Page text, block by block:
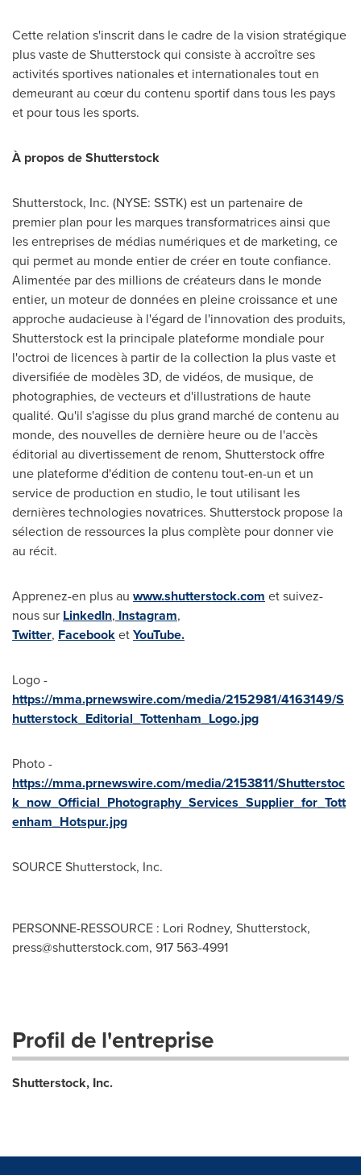
Cette relation s'inscrit dans le cadre de la vision stratégique
plus vaste de Shutterstock qui consiste à accroître ses
activités sportives nationales et internationales tout en
demeurant au cœur du contenu sportif dans tous les pays
et pour tous les sports.
À propos de Shutterstock
Shutterstock, Inc. (NYSE: SSTK) est un partenaire de
premier plan pour les marques transformatrices ainsi que
les entreprises de médias numériques et de marketing, ce
qui permet au monde entier de créer en toute confiance.
Alimentée par des millions de créateurs dans le monde
entier, un moteur de données en pleine croissance et une
approche audacieuse à l'égard de l'innovation des produits,
Shutterstock est la principale plateforme mondiale pour
l'octroi de licences à partir de la collection la plus vaste et
diversifiée de modèles 3D, de vidéos, de musique, de
photographies, de vecteurs et d'illustrations de haute
qualité. Qu'il s'agisse du plus grand marché de contenu au
monde, des nouvelles de dernière heure ou de l'accès
éditorial au divertissement de renom, Shutterstock offre
une plateforme d'édition de contenu tout-en-un et un
service de production en studio, le tout utilisant les
dernières technologies novatrices. Shutterstock propose la
sélection de ressources la plus complète pour donner vie
au récit.
Apprenez-en plus au www.shutterstock.com et suivez-
nous sur LinkedIn, Instagram,
Twitter, FacebooketYouTube.
Logo -
https://mma.prnewswire.com/media/2152981/4163149/S
hutterstock_Editorial_Tottenham_Logo.jpg
Photo -
https://mma.prnewswire.com/media/2153811/Shutterstoc
k_now_Official_Photography_Services_Supplier_for_Tott
enham_Hotspur.jpg
SOURCE Shutterstock, Inc.
PERSONNE-RESSOURCE : Lori Rodney, Shutterstock,
press@shutterstock.com, 917 563-4991
Profil de l'entreprise
Shutterstock, Inc.